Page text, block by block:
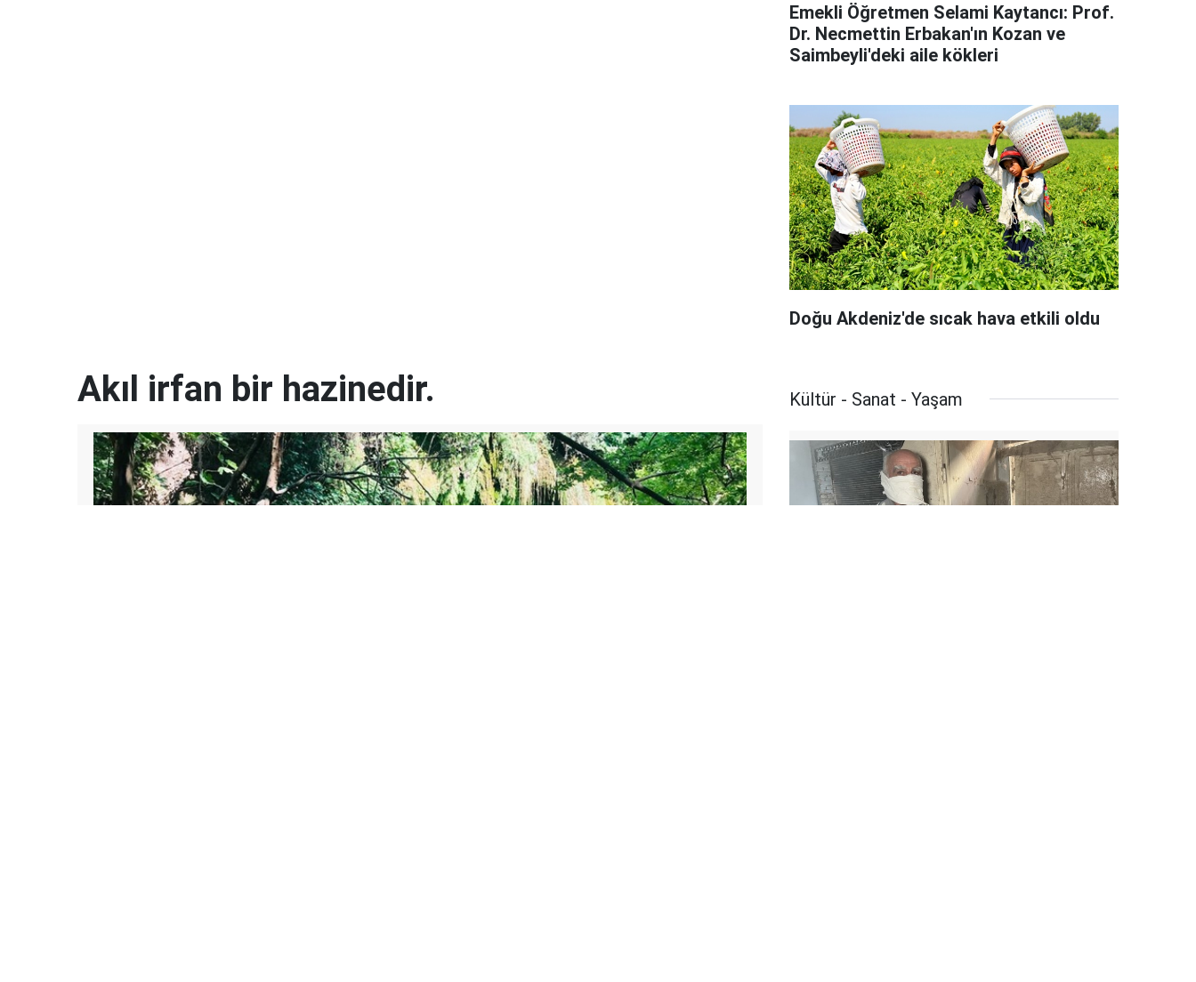
Emekli Öğretmen Selami Kaytancı: Prof.
Dr. Necmettin Erbakan'ın Kozan ve
Saimbeyli'deki aile kökleri
Doğu Akdeniz'de sıcak hava etkili oldu
Akıl irfan bir hazinedir. Kültür - Sanat - Yaşam